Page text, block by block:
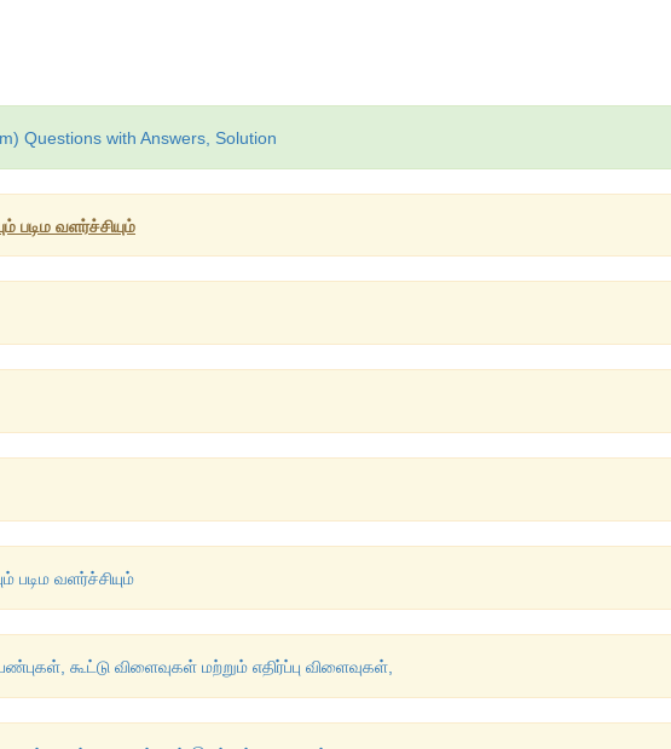
Questions with Answers, Solution
படிம வளர்ச்சியும்
படிம வளர்ச்சியும்
கூட்டு விளைவுகள் மற்றும் எதிர்ப்பு விளைவுகள்,